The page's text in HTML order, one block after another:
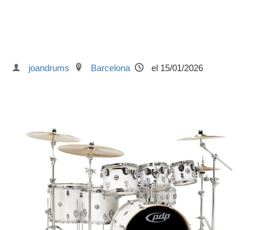
joandrums Barcelona el 15/01/2026